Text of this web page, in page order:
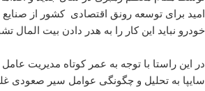
امید برای توسعه رونق اقتصادی کشور از
خودرو نباید این کار را به هدر دادن بیت المال
در این راستا با توجه به عمر کوتاه مدیریت
سایپا به تحلیل و چگونگی عوامل سیر صعودی